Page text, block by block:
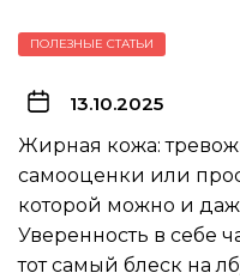
ПОЛЕЗНЫЕ СТАТЬИ
13.10.2025
Жирная кожа:
самооценки или
которой можно и
Уверенность в себе
тот самый блеск на